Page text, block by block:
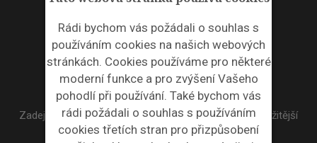
Rádi bychom vás požádali o souhlas s
používáním cookies na našich webových
stránkách. Cookies používáme pro některé
moderní funkce a pro zvýšení Vašeho
pohodlí při používání. Také bychom vás
rádi požádali o souhlas s používáním
cookies třetích stran pro přizpůsobení
ODPADNÍ PLASTY
NEWSLETTER
Zadejte váš email a my Vám budeme zasílat ty nejdůležitější
informace, maximálně 1x týdně.